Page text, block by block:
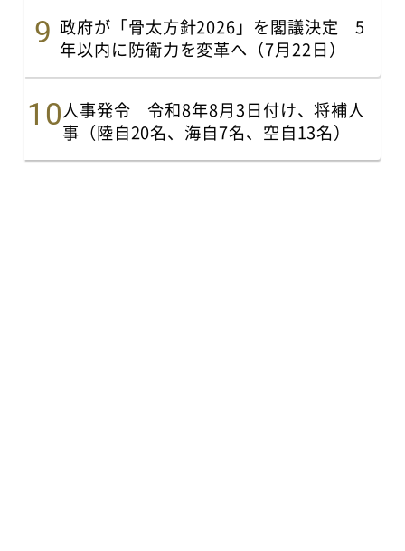
政府が「骨太方針2026」を閣議決定 5
年以内に防衛力を変革へ（7月22日）
人事発令 令和8年8月3日付け、将補人
事（陸自20名、海自7名、空自13名）